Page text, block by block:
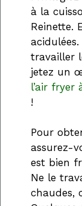
à la
Reinette.
acidulées.
travailler
jetez un
l’air fryer
!
Pour
assurez-
est bien
Ne le
chaudes,